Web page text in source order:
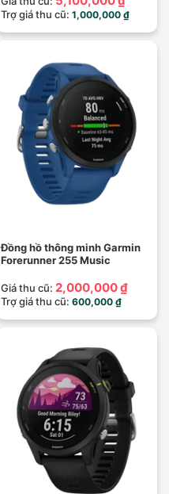
Trợ giá thu cũ: 1,000,000 ₫
Đồng hồ thông minh Garmin
Forerunner 255 Music
Giá thu cũ: 2,000,000 ₫
Trợ giá thu cũ: 600,000 ₫